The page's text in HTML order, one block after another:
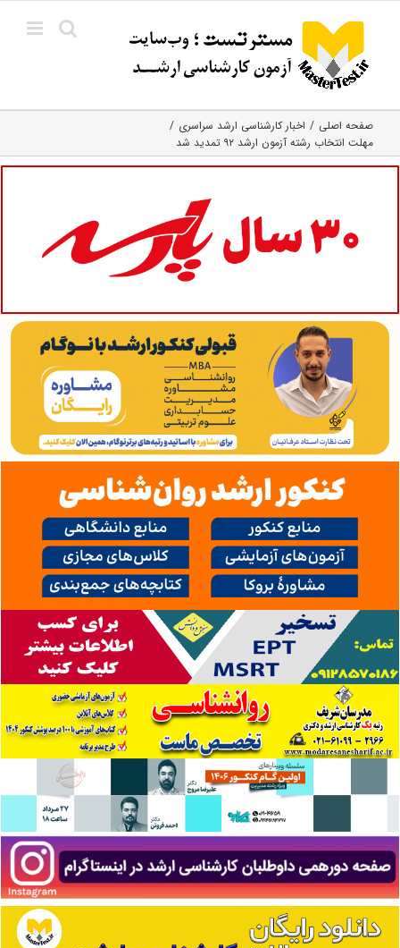
content
صفحه اصلی
اخبار کارشناسی ارشد سراسری
مهلت انتخاب رشته آزمون ارشد ۹۲ تمدید شد